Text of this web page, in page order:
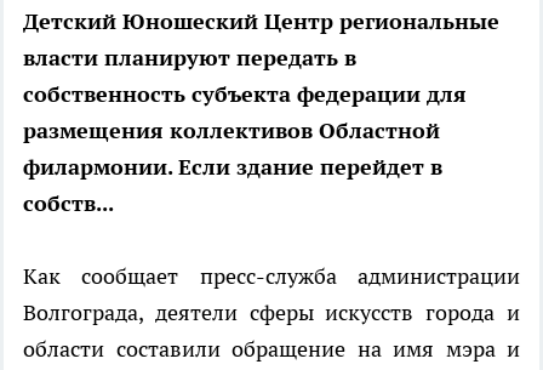
Детский Юношеский Центр региональные
власти планируют передать в
собственность субъекта федерации для
размещения коллективов Областной
филармонии. Если здание перейдет в
собств...
Как сообщает пресс-служба администрации
Волгограда, деятели сферы искусств города и
области составили обращение на имя мэра и